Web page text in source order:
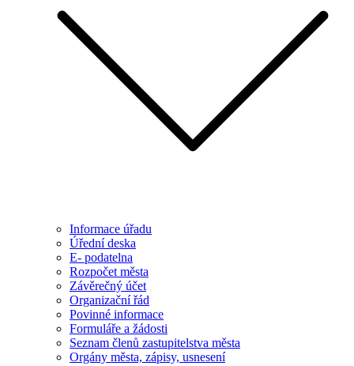
Informace úřadu
Úřední deska
E- podatelna
Rozpočet města
Závěrečný účet
Organizační řád
Povinné informace
Formuláře a žádosti
Seznam členů zastupitelstva města
Orgány města, zápisy, usnesení